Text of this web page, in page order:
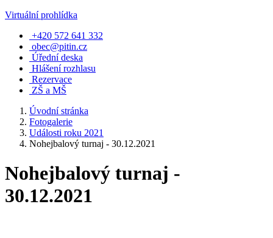
Virtuální prohlídka
+420 572 641 332
obec@pitin.cz
Úřední deska
Hlášení rozhlasu
Rezervace
ZŠ a MŠ
Úvodní stránka
Fotogalerie
Události roku 2021
Nohejbalový turnaj - 30.12.2021
Nohejbalový turnaj -
30.12.2021